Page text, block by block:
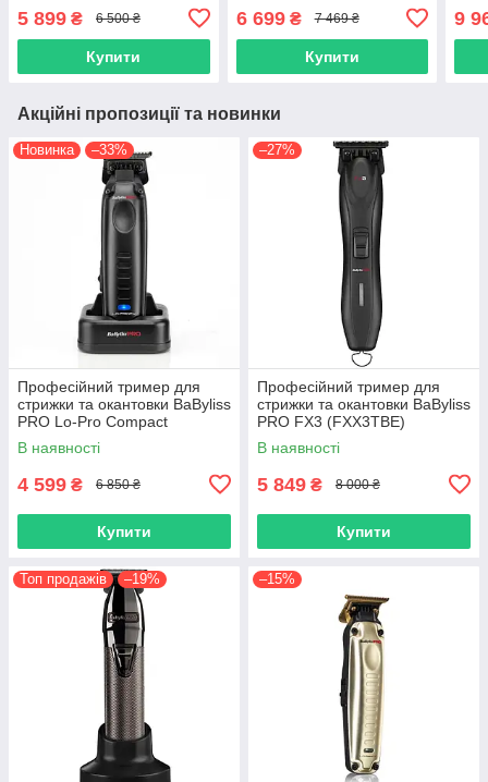
5 899 ₴ 6 500 ₴
Купити
(FX799GE)
6 699₴ 7 469 ₴
Купити
9
Акційні пропозиції та новинки
Новинка –33%
Професійний тример для
стрижки та окантовки BaByliss
PRO Lo-Pro Compact
(FX720E)
В наявності
4 599 ₴ 6 850 ₴
Купити
–27%
Професійний тример для
стрижки та окантовки BaByliss
PRO FX3 (FXX3TBE)
В наявності
5 849 ₴ 8 000 ₴
Купити
Топ продажів –19% –15%